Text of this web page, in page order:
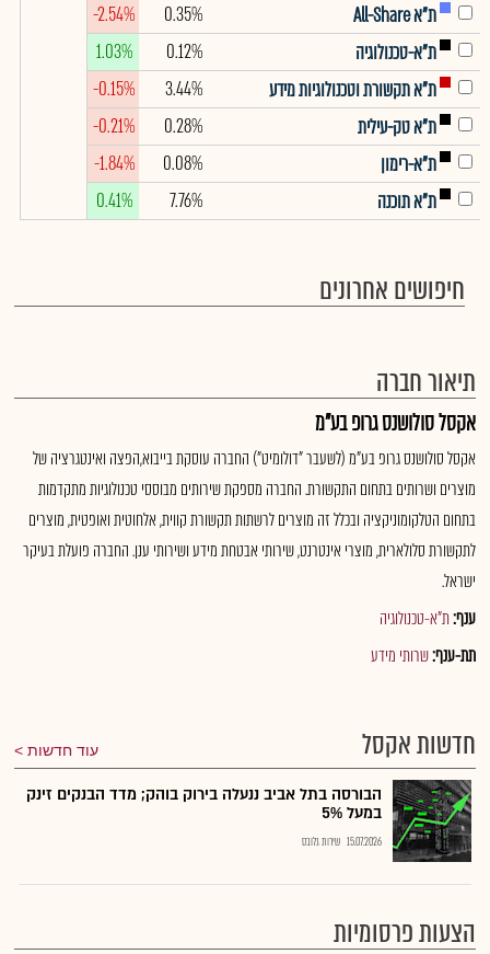
ת"א All-Share
0.35%
-2.54%
ת"א-טכנולוגיה
0.12%
1.03%
ת"א תקשורת וטכנולוגיות מידע
3.44%
-0.15%
ת"א טק-עילית
0.28%
-0.21%
ת"א-רימון
0.08%
-1.84%
ת"א תוכנה
7.76%
0.41%
חיפושים אחרונים
תיאור חברה
אקסל סולושנס גרופ בע"מ
אקסל סולושנס גרופ בע"מ (לשעבר "דולומיט") החברה עוסקת בייבוא,הפצה ואינטגרציה של
מוצרים ושרותים בתחום התקשורת. החברה מספקת שירותים מבוססי טכנולוגיות מתקדמות
בתחום הטלקומוניקציה ובכלל זה מוצרים לרשתות תקשורת קווית, אלחוטית ואופטית, מוצרים
לתקשורת סלולארית, מוצרי אינטרנט, שירותי אבטחת מידע ושירותי ענן. החברה פועלת בעיקר
ישראל.
ענף:ת"א-טכנולוגיה
תת-ענף:שרותי מידע
חדשות אקסל עוד חדשות
הבורסה בתל אביב ננעלה בירוק בוהק; מדד הבנקים זינק
במעל 5%
15.07.2026 שירות גלובס
הצעות פרסומיות